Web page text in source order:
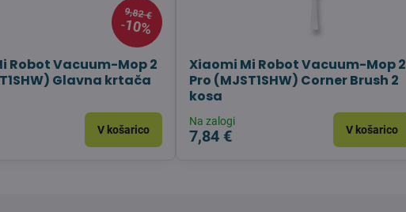
9,82 €
10%
Robot Vacuum-Mop 2
Glavna krtača
V košarico
Xiaomi Mi Robot Vacuum-Mop 2
Pro (MJST1SHW) Corner Brush 2
kosa
Na zalogi
7,84 € V košarico